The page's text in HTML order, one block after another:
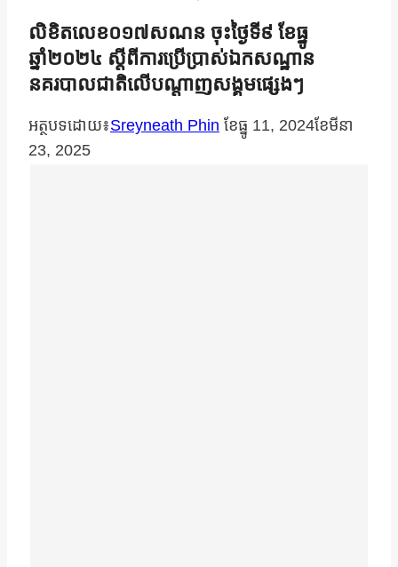
លិខិតលេខ០១៧សណន ចុះថ្ងៃទី៩ ខែធ្នូ
ឆ្នាំ២០២៤ ស្ដីពីការប្រើប្រាស់ឯកសណ្ឋាន
នគរបាលជាតិលើបណ្ដាញសង្គមផ្សេងៗ
អត្ថបទដោយ៖Sreyneath Phin ខែ​ធ្នូ 11, 2024ខែ​មីនា
23, 2025